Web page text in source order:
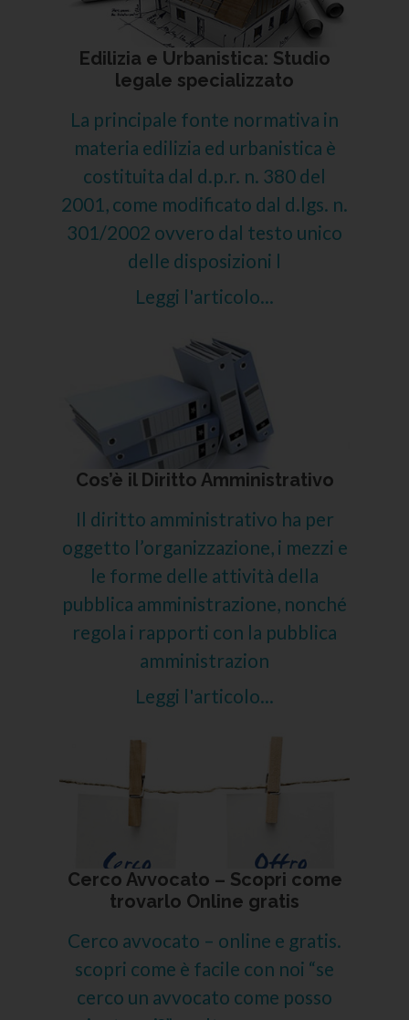
Edilizia e Urbanistica: Studio
legale specializzato
La principale fonte normativa in
materia edilizia ed urbanistica è
costituita dal d.p.r. n. 380 del
2001, come modificato dal d.lgs. n.
301/2002 ovvero dal testo unico
delle disposizioni l
Leggi l'articolo...
Cos’è il Diritto Amministrativo
Il diritto amministrativo ha per
oggetto l’organizzazione, i mezzi e
le forme delle attività della
pubblica amministrazione, nonché
regola i rapporti con la pubblica
amministrazion
Leggi l'articolo...
Cerco Avvocato – Scopri come
trovarlo Online gratis
Cerco avvocato – online e gratis.
scopri come è facile con noi “se
cerco un avvocato come posso